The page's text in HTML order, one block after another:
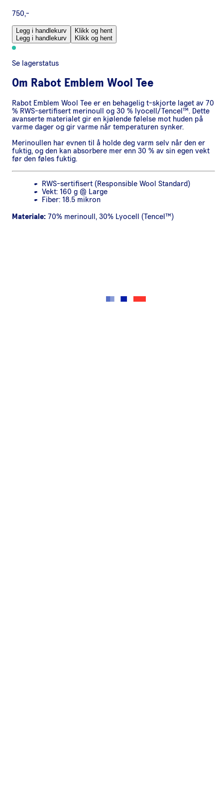
750,-
Legg i handlekurv
Legg i handlekurv
Klikk og hent
Klikk og hent
Se lagerstatus
Om Rabot Emblem Wool Tee
Rabot Emblem Wool Tee er en behagelig t-skjorte laget av 70
% RWS-sertifisert merinoull og 30 % lyocell/Tencel™. Dette
avanserte materialet gir en kjølende følelse mot huden på
varme dager og gir varme når temperaturen synker.
Merinoullen har evnen til å holde deg varm selv når den er
fuktig, og den kan absorbere mer enn 30 % av sin egen vekt
før den føles fuktig.
RWS-sertifisert (Responsible Wool Standard)
Vekt: 160 g @ Large
Fiber: 18.5 mikron
Materiale: 70% merinoull, 30% Lyocell (Tencel™)